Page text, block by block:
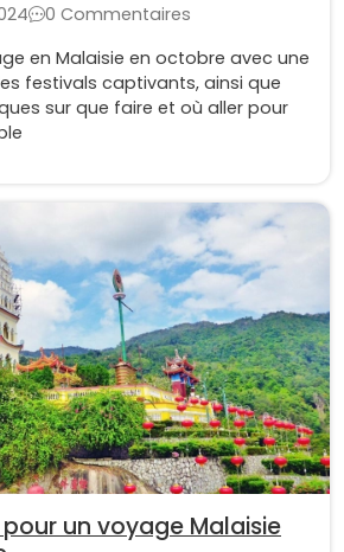
0 Commentaires
en Malaisie en octobre avec une
festivals captivants, ainsi que
sur que faire et où aller pour
un voyage Malaisie